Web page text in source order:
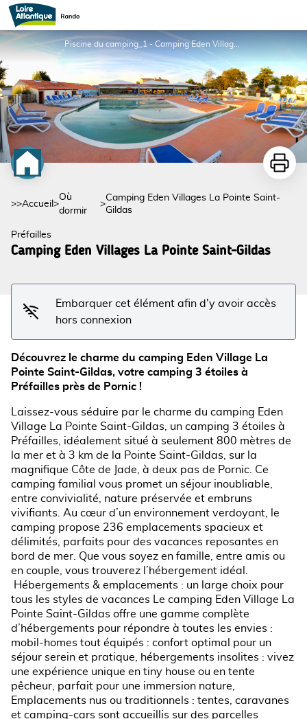
Camping Eden Villages La Pointe Saint-Gildas
>>Accueil >
Où
dormir
>
Camping Eden Villages La Pointe Saint-
Gildas
Préfailles
Camping Eden Villages La Pointe Saint-Gildas
Embarquer cet élément afin d'y avoir accès
hors connexion
Découvrez le charme du camping Eden Village La
Pointe Saint-Gildas, votre camping 3 étoiles à
Préfailles près de Pornic !
Laissez-vous séduire par le charme du camping Eden
Village La Pointe Saint-Gildas, un camping 3 étoiles à
Préfailles, idéalement situé à seulement 800 mètres de
la mer et à 3 km de la Pointe Saint-Gildas, sur la
magnifique Côte de Jade, à deux pas de Pornic. Ce
camping familial vous promet un séjour inoubliable,
entre convivialité, nature préservée et embruns
vivifiants. Au cœur d’un environnement verdoyant, le
camping propose 236 emplacements spacieux et
délimités, parfaits pour des vacances reposantes en
bord de mer. Que vous soyez en famille, entre amis ou
en couple, vous trouverez l’hébergement idéal.
Hébergements & emplacements : un large choix pour
tous les styles de vacances Le camping Eden Village La
Pointe Saint-Gildas offre une gamme complète
d’hébergements pour répondre à toutes les envies :
mobil-homes tout équipés : confort optimal pour un
séjour serein et pratique, hébergements insolites : vivez
une expérience unique en tiny house ou en tente
pêcheur, parfait pour une immersion nature,
Emplacements nus ou traditionnels : tentes, caravanes
et camping-cars sont accueillis sur des parcelles